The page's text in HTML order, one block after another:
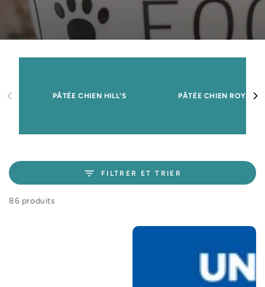
PÂTÉE CHIEN HILL'S PÂTÉE CHIEN ROYAL
FILTRER ET TRIER
86 produits